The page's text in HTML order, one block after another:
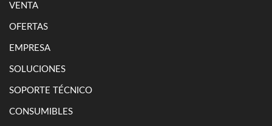
VENTA
OFERTAS
EMPRESA
SOLUCIONES
SOPORTE TÉCNICO
CONSUMIBLES